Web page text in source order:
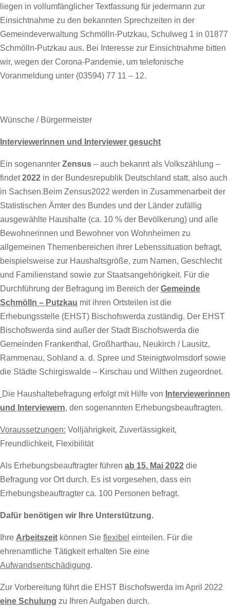
liegen in vollumfänglicher Textfassung für jedermann zur
Einsichtnahme zu den bekannten Sprechzeiten in der
Gemeindeverwaltung Schmölln-Putzkau, Schulweg 1 in 01877
Schmölln-Putzkau aus. Bei Interesse zur Einsichtnahme bitten
wir, wegen der Corona-Pandemie, um telefonische
Voranmeldung unter (03594) 77 11 – 12.
Wünsche / Bürgermeister
Interviewerinnen und Interviewer gesucht
Ein sogenannter Zensus – auch bekannt als Volkszählung –
findet2022 in der Bundesrepublik Deutschland statt, also auch
in Sachsen.Beim Zensus2022 werden in Zusammenarbeit der
Statistischen Ämter des Bundes und der Länder zufällig
ausgewählte Haushalte (ca. 10 % der Bevölkerung) und alle
Bewohnerinnen und Bewohner von Wohnheimen zu
allgemeinen Themenbereichen ihrer Lebenssituation befragt,
beispielsweise zur Haushaltsgröße, zum Namen, Geschlecht
und Familienstand sowie zur Staatsangehörigkeit. Für die
Durchführung der Befragung im Bereich der Gemeinde
Schmölln – Putzkau mit ihren Ortsteilen ist die
Erhebungsstelle (EHST) Bischofswerda zuständig. Der EHST
Bischofswerda sind außer der Stadt Bischofswerda die
Gemeinden Frankenthal, Großharthau, Neukirch / Lausitz,
Rammenau, Sohland a. d. Spree und Steinigtwolmsdorf sowie
die Städte Schirgiswalde – Kirschau und Wilthen zugeordnet.
Die Haushaltebefragung erfolgt mit Hilfe von Interviewerinnen
und Interviewern, den sogenannten Erhebungsbeauftragten.
Voraussetzungen: Volljährigkeit, Zuverlässigkeit,
Freundlichkeit, Flexibilität
Als Erhebungsbeauftragter führen ab 15. Mai 2022 die
Befragung vor Ort durch. Es ist vorgesehen, dass ein
Erhebungsbeauftragter ca. 100 Personen befragt.
Dafür benötigen wir Ihre Unterstützung.
Ihre Arbeitszeit können Sie flexibel einteilen. Für die
ehrenamtliche Tätigkeit erhalten Sie eine
Aufwandsentschädigung.
Zur Vorbereitung führt die EHST Bischofswerda im April 2022
eine Schulung zu Ihren Aufgaben durch.